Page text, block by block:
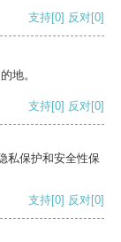
支持[0] 反对[0]
地。
支持[0] 反对[0]
私保护和安全性保
支持[0] 反对[0]